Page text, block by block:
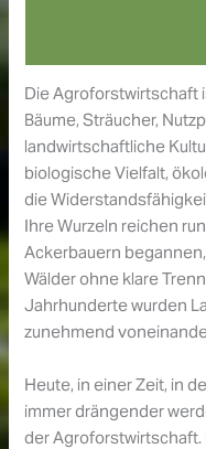
Die Agroforstwirtschaft
Bäume, Sträucher,
landwirtschaftliche
biologische Vielfalt,
die
Ihre Wurzeln reichen
Ackerbauern
Wälder ohne klare
Jahrhunderte wurden
zunehmend
Heute, in einer Zeit, in
immer drängender
der Agroforstwirtschaft.